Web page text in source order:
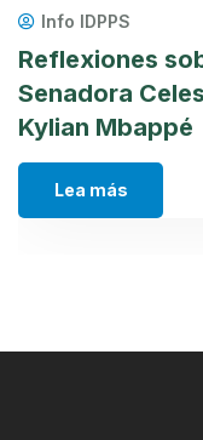
Info IDPPS
Reflexiones
Senadora
Kylian Mbappé
Lea más